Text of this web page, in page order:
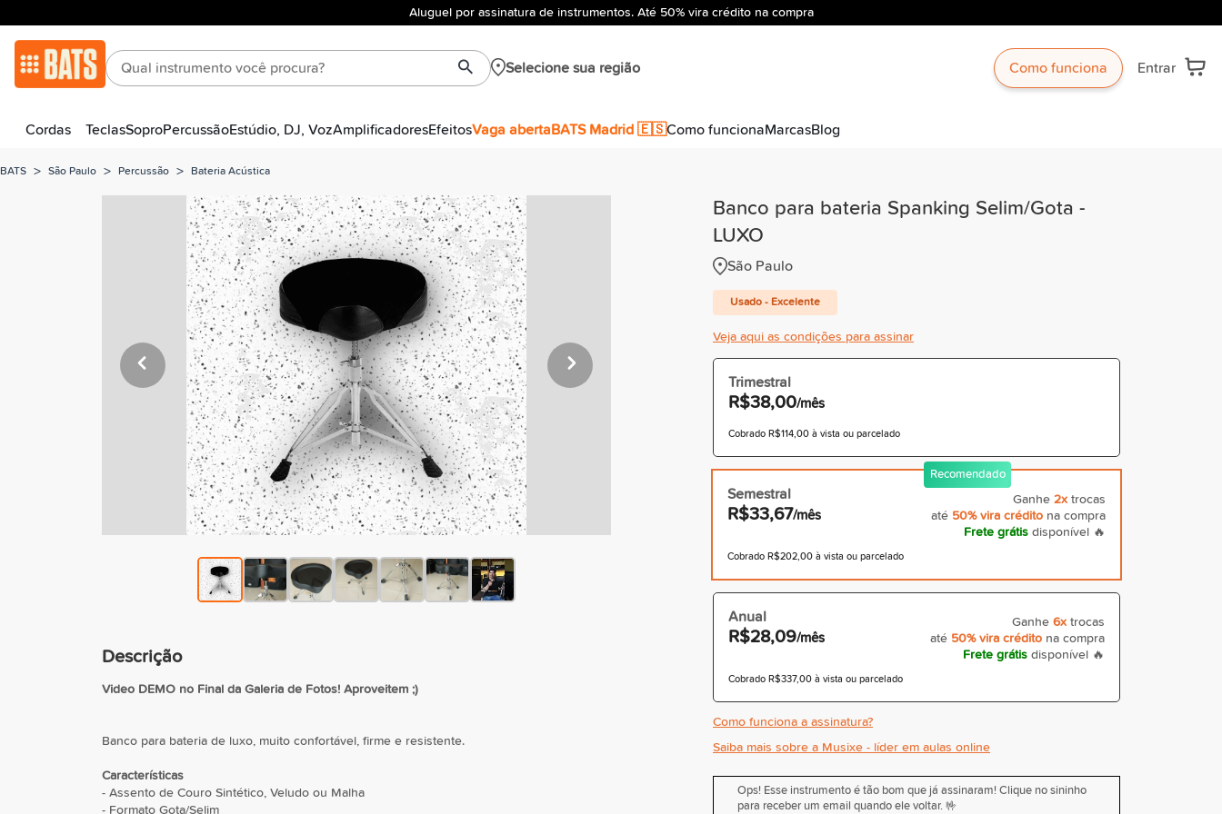
Aluguel por assinatura de instrumentos. Até 50% vira crédito na compra
Selecione sua região Como funciona Entrar
Cordas TeclasSoproPercussãoEstúdio, DJ, VozAmplificadoresEfeitosVaga abertaBATS Madrid 🇪🇸Como funcionaMarcasBlog
BATS > São Paulo > Percussão > Bateria Acústica
Descrição
Video DEMO no Final da Galeria de Fotos! Aproveitem ;)
Banco para bateria de luxo, muito confortável, firme e resistente.
Características
- Assento de Couro Sintético, Veludo ou Malha
- Formato Gota/Selim
Banco para bateria Spanking Selim/Gota -
LUXO
São Paulo
Usado - Excelente
Veja aqui as condições para assinar
Trimestral
R$38,00/mês
Cobrado R$114,00 à vista ou parcelado
Recomendado
Ganhe 2x trocas
até 50% vira crédito na compra
Frete grátis disponível 🔥
Semestral
R$33,67/mês
Cobrado R$202,00 à vista ou parcelado
Ganhe 6x trocas
até 50% vira crédito na compra
Frete grátis disponível 🔥
Anual
R$28,09/mês
Cobrado R$337,00 à vista ou parcelado
Como funciona a assinatura?
Saiba mais sobre a Musixe - líder em aulas online
Ops! Esse instrumento é tão bom que já assinaram! Clique no sininho
para receber um email quando ele voltar. 🤟